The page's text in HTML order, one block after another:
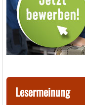
Lesermeinung